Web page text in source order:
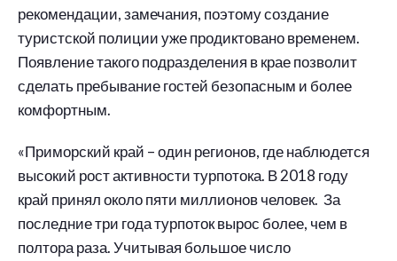
рекомендации, замечания, поэтому создание
туристской полиции уже продиктовано временем.
Появление такого подразделения в крае позволит
сделать пребывание гостей безопасным и более
комфортным.
«Приморский край – один регионов, где наблюдется
высокий рост активности турпотока. В 2018 году
край принял около пяти миллионов человек. За
последние три года турпоток вырос более, чем в
полтора раза. Учитывая большое число